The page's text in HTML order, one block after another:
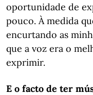
oportunidade de
pouco. À medida
encurtando as
que a voz era o
exprimir.
E o facto de ter